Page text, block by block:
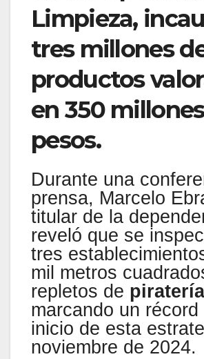
Limpieza,
tres millones
productos
en 350
pesos.
Durante una
prensa, Marcelo
titular de la
reveló que se
tres
mil metros
repletos de
marcando un récord
inicio de esta
noviembre de 2024.